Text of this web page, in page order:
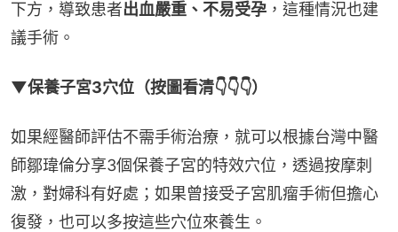
下方，導致患者出血嚴重、不易受孕 ，這種情況也建
議手術。
▼保養子宮3穴位（按圖看清👇👇👇）
如果經醫師評估不需手術治療，就可以根據台灣中醫
師鄒瑋倫分享3個保養子宮的特效穴位，透過按摩刺
激，對婦科有好處；如果曾接受子宮肌瘤手術但擔心
復發，也可以多按這些穴位來養生。